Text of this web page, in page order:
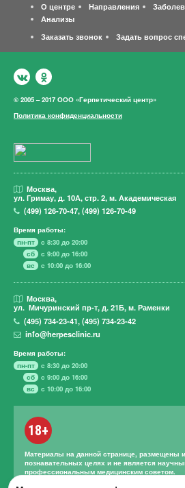
О центре
Направления
Анализы
Заказать звонок
Задать вопрос
© 2005 – 2017 ООО «Герпетический центр»
Политика конфиденциальности
Москва,
ул. Гримау, д. 10А, стр. 2, м. Академическая
(499)126-70-47,(499)126-70-49
Время работы:
пн-пт
с 8:30 до 20:00
сб
с 9:00 до 16:00
вс
с 10:00 до 16:00
Москва,
ул. Мичуринский пр-т,д. 21Б, м. Раменки
(495)734-23-41,(495)734-23-42
info@herpesclinic.ru
Время работы:
пн-пт
с 8:30 до 20:00
сб
с 9:00 до 16:00
вс
с 10:00 до 16:00
18+
Материалы на данной странице, размещены
познавательных целях и не является
профессиональным медицинским советом.